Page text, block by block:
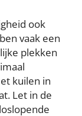
ook
vaak een
plekken
kuilen in
Let in de